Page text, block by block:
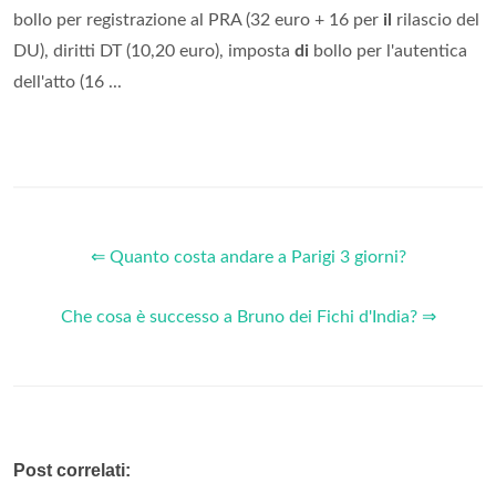
bollo per registrazione al PRA (32 euro + 16 per il rilascio del
DU), diritti DT (10,20 euro), imposta di bollo per l'autentica
dell'atto (16 ...
⇐ Quanto costa andare a Parigi 3 giorni?
Che cosa è successo a Bruno dei Fichi d'India? ⇒
Post correlati: